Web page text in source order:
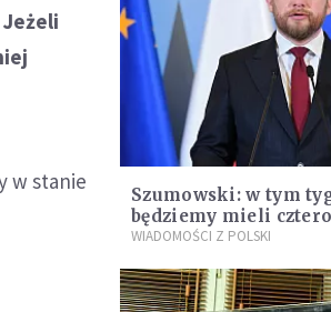
Jeżeli
w stanie
Szumowski: w tym
będziemy mieli
wynik zakażonych
WIADOMOŚCI Z POLSKI